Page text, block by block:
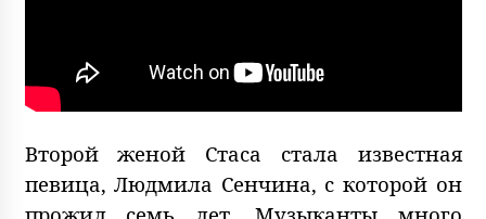
Второй женой Стаса стала известная
певица, Людмила Сенчина, с которой он